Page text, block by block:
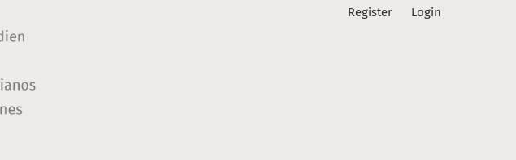
Register Login